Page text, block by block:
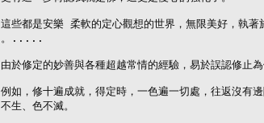
這些都是安樂 柔軟的定心觀想的世界，無限美好，執著
。.....
由於修定的妙善與各種超越常情的經驗，易於誤認修止為
例如，修十遍成就，得定時，一色遍一切處，往返沒有
不生、色不滅。